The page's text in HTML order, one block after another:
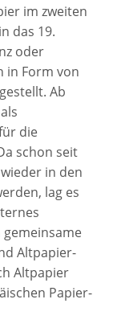
im zweiten
das 19.
oder
in Form von
Ab
die
schon seit
in den
lag es
Altpapier-
Altpapier
Papier-